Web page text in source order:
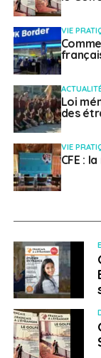
recevoir
Ready
Les médias
jours à l’avance :
Site de
Radio de
Séoul :
anglais) ;
l’armée
Grenade
juillet 2024
A la suite du
2024, de
endommagé les
VIE
Loi
des
VIE
CFE :